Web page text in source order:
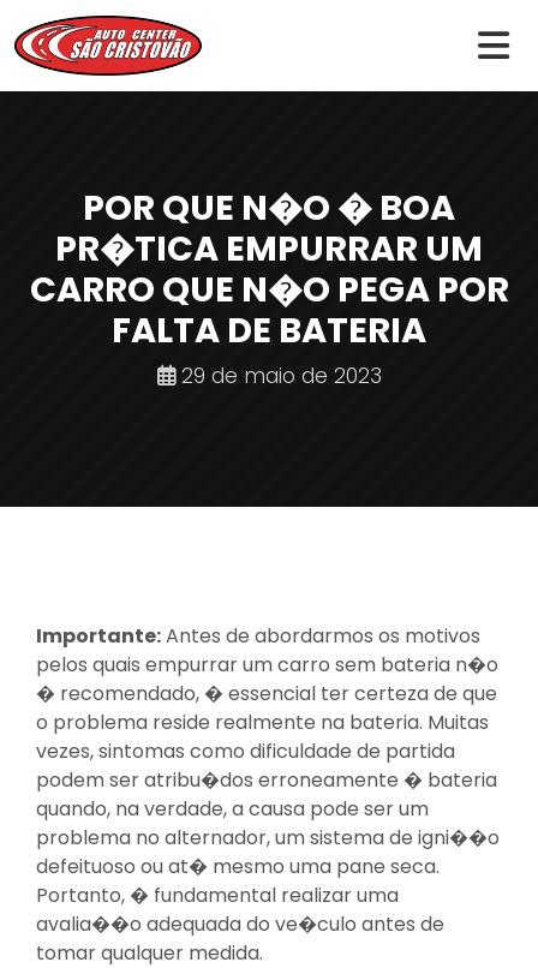
POR QUE N�O � BOA
PR�TICA EMPURRAR UM
CARRO QUE N�O PEGA POR
FALTA DE BATERIA
29 de maio de 2023
Importante:Antes de abordarmos os motivos
pelos quais empurrar um carro sem bateria n�o
� recomendado, � essencial ter certeza de que
o problema reside realmente na bateria. Muitas
vezes, sintomas como dificuldade de partida
podem ser atribu�dos erroneamente � bateria
quando, na verdade, a causa pode ser um
problema no alternador, um sistema de igni��o
defeituoso ou at� mesmo uma pane seca.
Portanto, � fundamental realizar uma
avalia��o adequada do ve�culo antes de
tomar qualquer medida.